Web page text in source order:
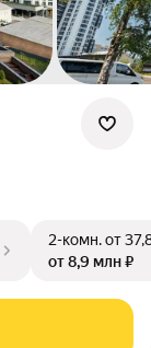
2-комн.от
от 8,9 млн ₽